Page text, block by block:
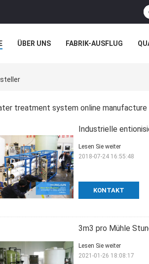
ÜBER UNS FABRIK-AUSFLUG
treatment system online manufacture
Industrielle
KONTAKT
Lesen Sie weiter
2018-07-24 16:55:48
3m3 pro Mühle
Lesen Sie weiter
2021-01-26 18:08:17